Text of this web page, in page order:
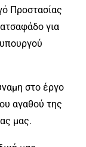
Προστασίας
για
στο έργο
αγαθού της
μας.